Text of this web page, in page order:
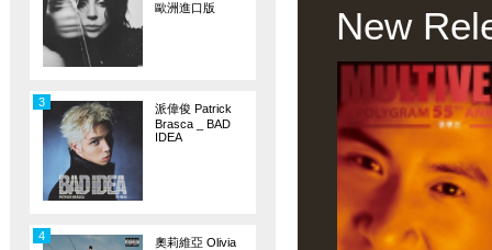
歐洲進口版
派偉俊 Patrick
Brasca _ BAD
IDEA
3
奧莉維亞 Olivia
4
New